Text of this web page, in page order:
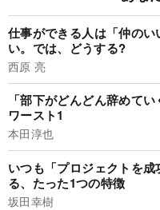
仕事ができる人は「仲の
い。では、どうする?
西原 亮
「部下がどんどん辞めて
ワースト1
本田淳也
いつも「プロジェクトを
る、たった1つの特徴
坂田幸樹